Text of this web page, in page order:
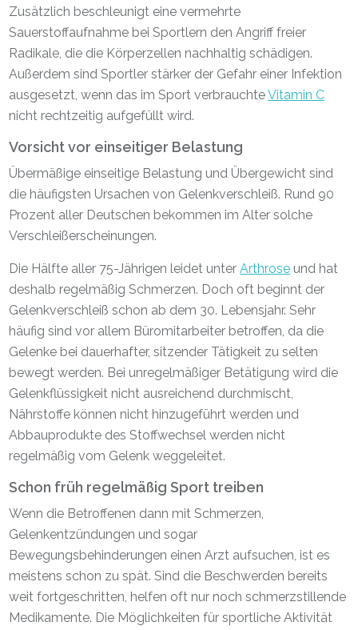
Zusätzlich beschleunigt eine vermehrte
Sauerstoffaufnahme bei Sportlern den Angriff freier
Radikale, die die Körperzellen nachhaltig schädigen.
Außerdem sind Sportler stärker der Gefahr einer Infektion
ausgesetzt, wenn das im Sport verbrauchteVitamin C
nicht rechtzeitig aufgefüllt wird.
Vorsicht vor einseitiger Belastung
Übermäßige einseitige Belastung und Übergewicht sind
die häufigsten Ursachen von Gelenkverschleiß. Rund 90
Prozent aller Deutschen bekommen im Alter solche
Verschleißerscheinungen.
Die Hälfte aller 75-Jährigen leidet unterArthrose und hat
deshalb regelmäßig Schmerzen. Doch oft beginnt der
Gelenkverschleiß schon ab dem 30. Lebensjahr. Sehr
häufig sind vor allem Büromitarbeiter betroffen, da die
Gelenke bei dauerhafter, sitzender Tätigkeit zu selten
bewegt werden. Bei unregelmäßiger Betätigung wird die
Gelenkflüssigkeit nicht ausreichend durchmischt,
Nährstoffe können nicht hinzugeführt werden und
Abbauprodukte des Stoffwechsel werden nicht
regelmäßig vom Gelenk weggeleitet.
Schon früh regelmäßig Sport treiben
Wenn die Betroffenen dann mit Schmerzen,
Gelenkentzündungen und sogar
Bewegungsbehinderungen einen Arzt aufsuchen, ist es
meistens schon zu spät. Sind die Beschwerden bereits
weit fortgeschritten, helfen oft nur noch schmerzstillende
Medikamente. Die Möglichkeiten für sportliche Aktivität